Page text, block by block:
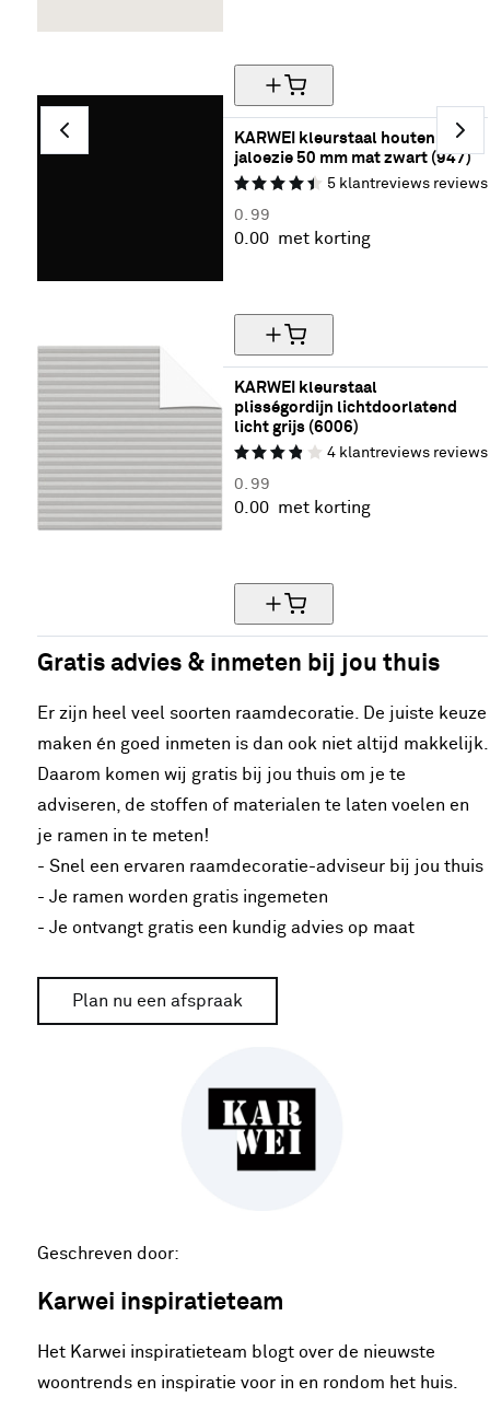
KARWEI kleurstaal houten
jaloezie 50 mm mat zwart (947)
5 klantreviews reviews
0. 99
0.00 met korting
KARWEI kleurstaal
plisségordijn lichtdoorlatend
licht grijs (6006)
4 klantreviews reviews
0. 99
0.00 met korting
Gratis advies & inmeten bij jou thuis
Er zijn heel veel soorten raamdecoratie. De juiste keuze
maken én goed inmeten is dan ook niet altijd makkelijk.
Daarom komen wij gratis bij jou thuis om je te
adviseren, de stoffen of materialen te laten voelen en
je ramen in te meten!
- Snel een ervaren raamdecoratie-adviseur bij jou thuis
- Je ramen worden gratis ingemeten
- Je ontvangt gratis een kundig advies op maat
Plan nu een afspraak
Geschreven door:
Karwei inspiratieteam
Het Karwei inspiratieteam blogt over de nieuwste
woontrends en inspiratie voor in en rondom het huis.